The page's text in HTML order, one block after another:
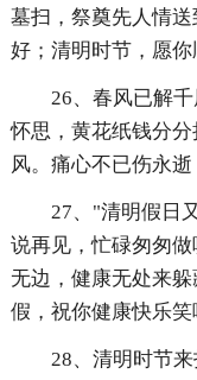
墓扫，祭奠先人情
好；清明时节，愿你
26、春风已解
怀思，黄花纸钱分
风。痛心不已伤永逝
27、"清明假日
说再见，忙碌匆匆
无边，健康无处来
假，祝你健康快乐
28、清明时节